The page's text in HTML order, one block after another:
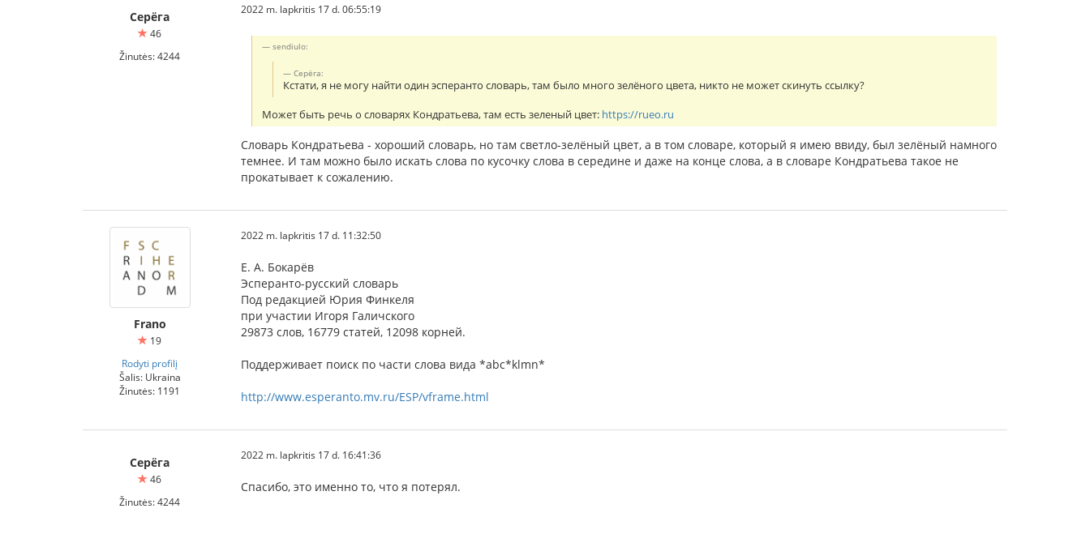
Серёга
46
Žinutės: 4244
2022 m. lapkritis 17 d. 06:55:19
sendiulo:
Серёга:
Кстати, я не могу найти один эсперанто словарь, там было много зелёного цвета, никто не может скинуть ссылку?
Может быть речь о словарях Кондратьева, там есть зеленый цвет: https://rueo.ru
Словарь Кондратьева - хороший словарь, но там светло-зелёный цвет, а в том словаре, который я имею ввиду, был зелёный намного
темнее. И там можно было искать слова по кусочку слова в середине и даже на конце слова, а в словаре Кондратьева такое не
прокатывает к сожалению.
Frano
19
Rodyti profilį
Šalis: Ukraina
Žinutės: 1191
2022 m. lapkritis 17 d. 11:32:50
Е. А. Бокарёв
Эсперанто-русский словарь
Под редакцией Юрия Финкеля
при участии Игоря Галичского
29873 слов, 16779 статей, 12098 корней.
Поддерживает поиск по части слова вида *abc*klmn*
http://www.esperanto.mv.ru/ESP/vframe.html
Серёга
46
Žinutės: 4244
2022 m. lapkritis 17 d. 16:41:36
Спасибо, это именно то, что я потерял.